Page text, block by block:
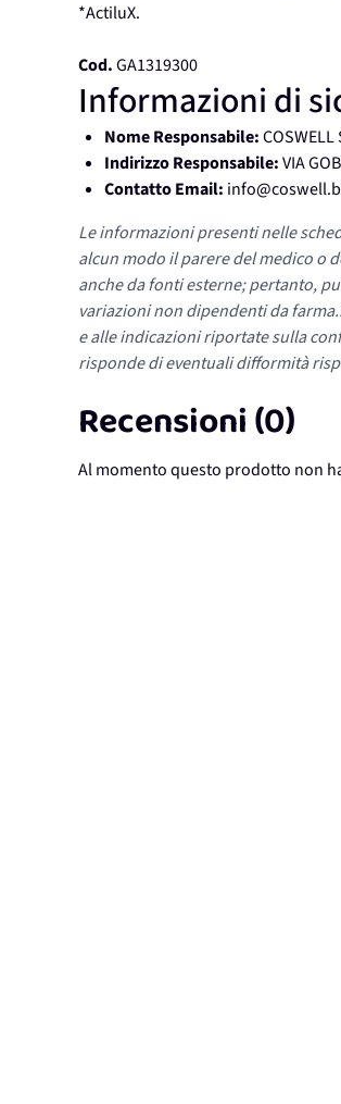
*ActiluX.
Cod.GA1319300
Informazioni di
Nome Responsabile:COSWELL
Indirizzo Responsabile:VIA
Contatto Email:
Le informazioni presenti nelle
alcun modo il parere del medico o
anche da fonti esterne; pertanto,
variazioni non dipendenti da
e alle indicazioni riportate sulla
risponde di eventuali difformità
Recensioni (0)
Al momento questo prodotto non